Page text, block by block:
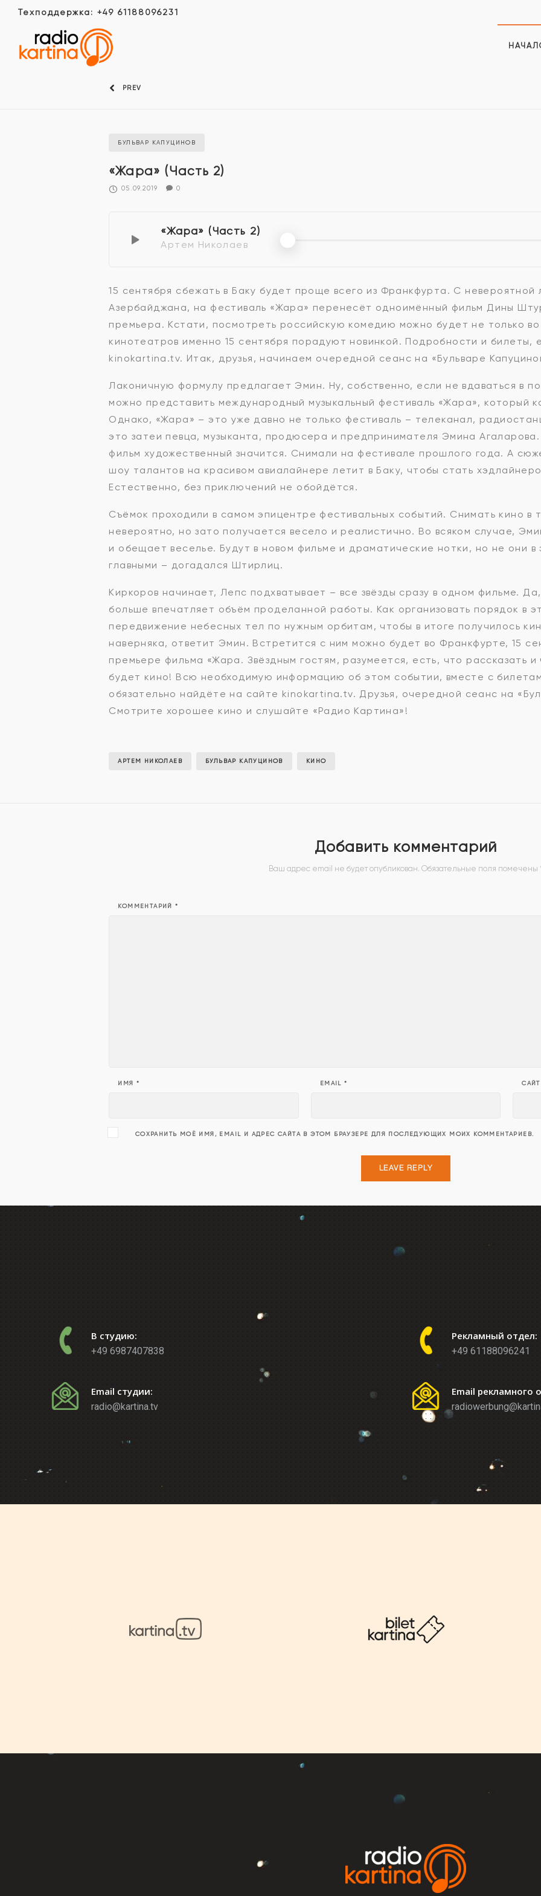
Техподдержка: +49 61188096231
PREV
БУЛЬВАР КАПУЦИНОВ
«Жара» (Часть 2)
05.09.2019 0
«Жара» (Часть 2)
Артем Николаев
15 сентября сбежать в Баку будет проще всего из Франкфурта. С невероятной
Азербайджана, на фестиваль «Жара» перенесёт одноимённый фильм Дины
премьера. Кстати, посмотреть российскую комедию можно будет не только
кинотеатров именно 15 сентября порадуют новинкой. Подробности и билеты,
kinokartina.tv. Итак, друзья, начинаем очередной сеанс на «Бульваре
Лаконичную формулу предлагает Эмин. Ну, собственно, если не вдаваться в
можно представить международный музыкальный фестиваль «Жара», который
Однако, «Жара» – это уже давно не только фестиваль – телеканал,
это затеи певца, музыканта, продюсера и предпринимателя Эмина
фильм художественный значится. Снимали на фестивале прошлого года. А
шоу талантов на красивом авиалайнере летит в Баку, чтобы стать
Естественно, без приключений не обойдётся.
Съёмок проходили в самом эпицентре фестивальных событий. Снимать кино в
невероятно, но зато получается весело и реалистично. Во всяком случае,
и обещает веселье. Будут в новом фильме и драматические нотки, но не они в
главными – догадался Штирлиц.
Киркоров начинает, Лепс подхватывает – все звёзды сразу в одном фильме.
больше впечатляет объём проделанной работы. Как организовать порядок в
передвижение небесных тел по нужным орбитам, чтобы в итоге получилось
наверняка, ответит Эмин. Встретится с ним можно будет во Франкфурте, 15
премьере фильма «Жара. Звёздным гостям, разумеется, есть, что рассказать и
будет кино! Всю необходимую информацию об этом событии, вместе с
обязательно найдёте на сайте kinokartina.tv. Друзья, очередной сеанс на
Смотрите хорошее кино и слушайте «Радио Картина»!
АРТЕМ НИКОЛАЕВ БУЛЬВАР КАПУЦИНОВ КИНО
Добавить комментарий
Ваш адрес email не будет опубликован. Обязательные поля помечены
КОММЕНТАРИЙ*
ИМЯ * EMAIL* САЙТ
СОХРАНИТЬ МОЁ ИМЯ, EMAIL И АДРЕС САЙТА В ЭТОМ БРАУЗЕРЕ ДЛЯ ПОСЛЕДУЮЩИХ МОИХ КОММЕНТАРИЕВ.
В студию:
+49 6987407838
Email студии:
radio@kartina.tv
Рекламный отдел:
+49 61188096241
Email рекламного